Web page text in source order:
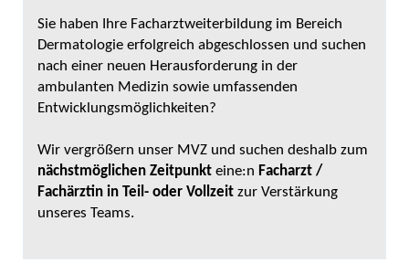
Sie haben Ihre Facharztweiterbildung im Bereich
Dermatologie erfolgreich abgeschlossen und suchen
nach einer neuen Herausforderung in der
ambulanten Medizin sowie umfassenden
Entwicklungsmöglichkeiten?
Wir vergrößern unser MVZ und suchen deshalb zum
nächstmöglichen Zeitpunkt eine:n Facharzt /
Fachärztin in Teil- oder Vollzeit zur Verstärkung
unseres Teams.